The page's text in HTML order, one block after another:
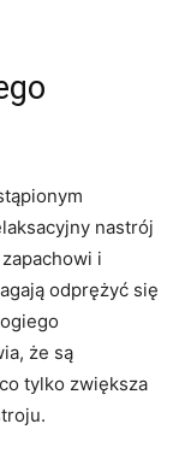
nastrój
i
odprężyć‍ się⁢
że są
tylko zwiększa